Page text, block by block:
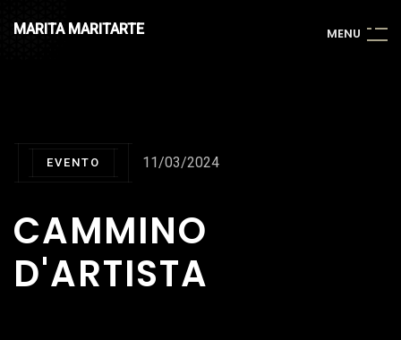
MARITA MARITARTE MENU
EVENTO 11/03/2024
CAMMINO
D'ARTISTA